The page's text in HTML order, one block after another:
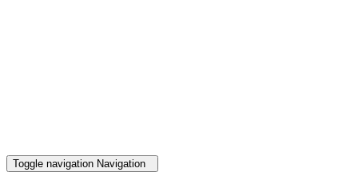
Toggle navigation Navigation